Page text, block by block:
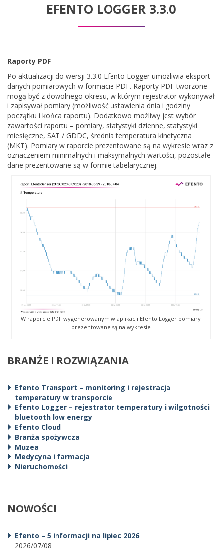
EFENTO LOGGER 3.3.0
Raporty PDF
Po aktualizacji do wersji 3.3.0 Efento Logger umożliwia eksport
danych pomiarowych w formacie PDF. Raporty PDF tworzone
mogą być z dowolnego okresu, w którym rejestrator wykonywał
i zapisywał pomiary (możliwość ustawienia dnia i godziny
początku i końca raportu). Dodatkowo możliwy jest wybór
zawartości raportu – pomiary, statystyki dzienne, statystyki
miesięczne, SAT / GDDC, średnia temperatura kinetyczna
(MKT). Pomiary w raporcie prezentowane są na wykresie wraz z
oznaczeniem minimalnych i maksymalnych wartości, pozostałe
dane prezentowane są w formie tabelarycznej.
W raporcie PDF wygenerowanym w aplikacji Efento Logger pomiary
prezentowane są na wykresie
BRANŻE I ROZWIĄZANIA
Efento Transport – monitoring i rejestracja
temperatury w transporcie
Efento Logger – rejestrator temperatury i wilgotności
bluetooth low energy
Efento Cloud
Branża spożywcza
Muzea
Medycyna i farmacja
Nieruchomości
NOWOŚCI
Efento – 5 informacji na lipiec 2026
2026/07/08